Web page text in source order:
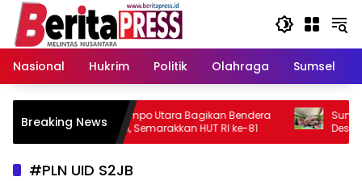
Langsung
konten
Nasional
Hukrim Politik Olahraga Sumsel
Breaking News
NU Dempo Utara Bagikan Bendera
Putih, Semarakkan HUT RI ke-81
Sungai Jawi Point Resmi
Destinasi Wisata Baru
Digagas Mahasiswa KKN
#PLN UID S2JB